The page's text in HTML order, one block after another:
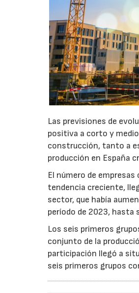
Las previsiones de
positiva a corto y
construcción, tanto a
producción en España
El número de
tendencia creciente,
sector, que había
período de 2023, hasta
Los seis primeros
conjunto de la
participación llegó a
seis primeros grupos